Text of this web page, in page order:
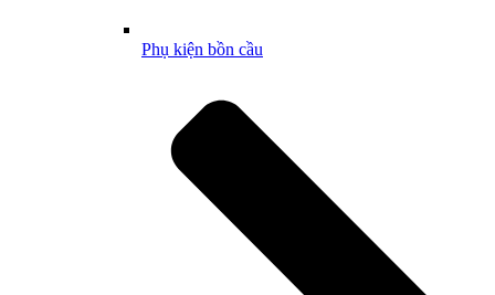
Phụ kiện bồn cầu